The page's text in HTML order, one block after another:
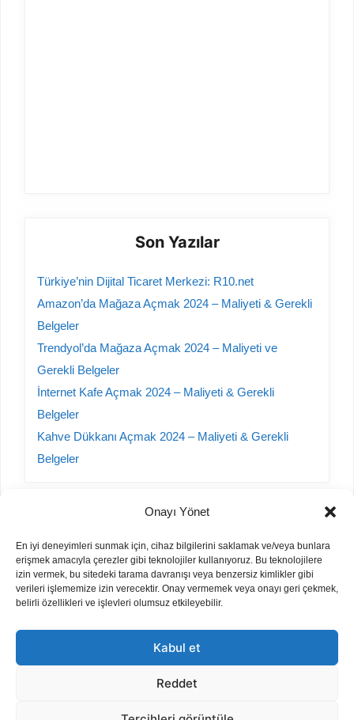
Onayı Yönet
En iyi deneyimleri sunmak için, cihaz bilgilerini saklamak ve/veya bunlara
erişmek amacıyla çerezler gibi teknolojiler kullanıyoruz. Bu teknolojilere
izin vermek, bu sitedeki tarama davranışı veya benzersiz kimlikler gibi
verileri işlememize izin verecektir. Onay vermemek veya onayı geri çekmek,
belirli özellikleri ve işlevleri olumsuz etkileyebilir.
Kabul et
Reddet
Son Yazılar
Türkiye’nin Dijital Ticaret Merkezi: R10.net
Amazon’da Mağaza Açmak 2024 – Maliyeti & Gerekli
Belgeler
Trendyol’da Mağaza Açmak 2024 – Maliyeti ve
Gerekli Belgeler
İnternet Kafe Açmak 2024 – Maliyeti & Gerekli
Belgeler
Kahve Dükkanı Açmak 2024 – Maliyeti & Gerekli
Belgeler
A101 Yorumları
Bayilik Veren Firmalar